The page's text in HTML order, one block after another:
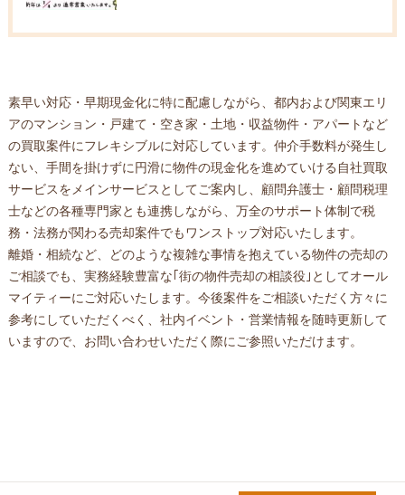
素早い対応・早期現金化に特に配慮しながら、都内および関東エリ
アのマンション・戸建て・空き家・土地・収益物件・アパートなど
の買取案件にフレキシブルに対応しています。仲介手数料が発生し
ない、手間を掛けずに円滑に物件の現金化を進めていける自社買取
サービスをメインサービスとしてご案内し、顧問弁護士・顧問税理
士などの各種専門家とも連携しながら、万全のサポート体制で税
務・法務が関わる売却案件でもワンストップ対応いたします。
離婚・相続など、どのような複雑な事情を抱えている物件の売却の
ご相談でも、実務経験豊富な｢街の物件売却の相談役｣としてオール
マイティーにご対応いたします。今後案件をご相談いただく方々に
参考にしていただくべく、社内イベント・営業情報を随時更新して
いますので、お問い合わせいただく際にご参照いただけます。